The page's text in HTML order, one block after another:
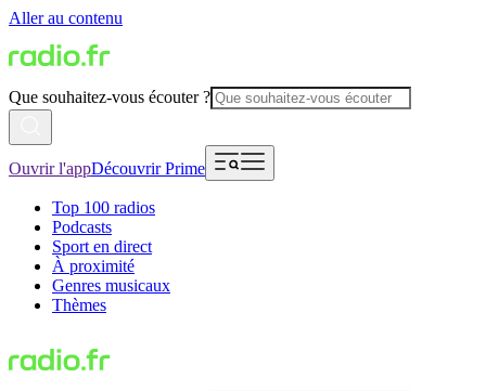
Aller au contenu
Que souhaitez-vous écouter ?
Ouvrir l'appDécouvrir Prime
Top 100 radios
Podcasts
Sport en direct
À proximité
Genres musicaux
Thèmes